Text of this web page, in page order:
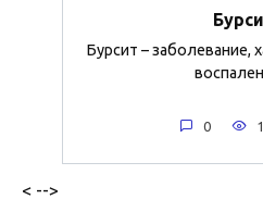
Бурсит – заболевание,
0
< -->